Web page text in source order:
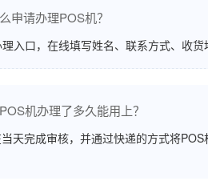
申请办理POS机？
入口，在线填写姓名、联系方式、收
机办理了多久能用上？
天完成审核，并通过快递的方式将